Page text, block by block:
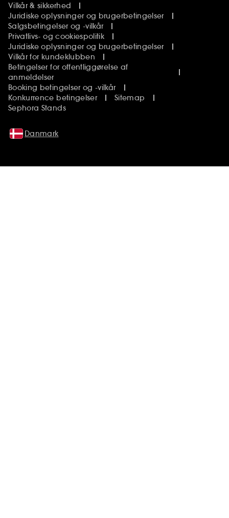
Vilkår & sikkerhed
Juridiske oplysninger og brugerbetingelser
Salgsbetingelser og -vilkår
Privatlivs- og cookiespolitik
Juridiske oplysninger og brugerbetingelser
Vilkår for kundeklubben
Betingelser for offentliggørelse af
anmeldelser
Booking betingelser og -vilkår
Konkurrence betingelser
Sitemap
Sephora Stands
Danmark